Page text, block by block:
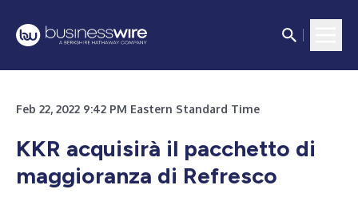
Feb 22, 2022 9:42 PM Eastern Standard Time
KKR acquisirà il pacchetto di
maggioranza di Refresco